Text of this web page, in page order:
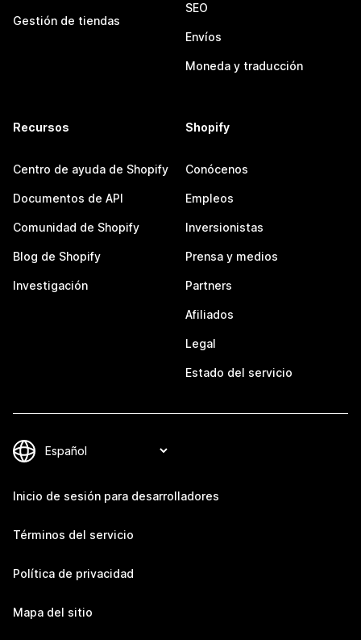
Gestión de tiendas
SEO
Envíos
Moneda y traducción
Recursos
Centro de ayuda de Shopify
Documentos de API
Comunidad de Shopify
Blog de Shopify
Investigación
Shopify
Conócenos
Empleos
Inversionistas
Prensa y medios
Partners
Afiliados
Legal
Estado del servicio
Inicio de sesión para desarrolladores
Términos del servicio
Política de privacidad
Mapa del sitio